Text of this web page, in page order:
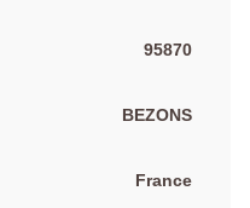
95870
BEZONS
France